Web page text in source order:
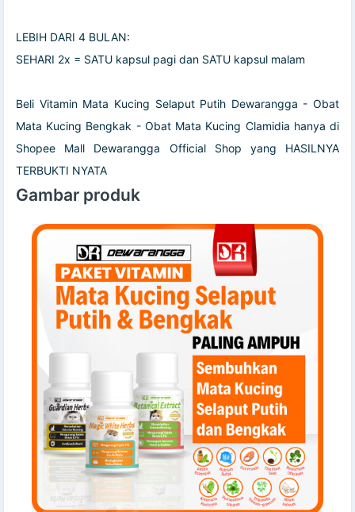
LEBIH DARI 4 BULAN:
SEHARI 2x = SATU kapsul pagi dan SATU kapsul malam
Beli Vitamin Mata Kucing Selaput Putih Dewarangga - Obat
Mata Kucing Bengkak - Obat Mata Kucing Clamidia hanya di
Shopee Mall Dewarangga Official Shop yang HASILNYA
TERBUKTI NYATA
Gambar produk